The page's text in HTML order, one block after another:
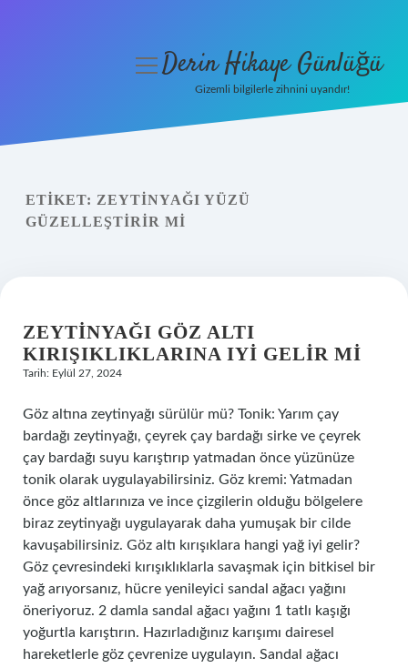
Yasal Uyarı
menüyüDerin Hikaye Günlüğü
Gizemli bilgilerle zihnini uyandır!
ETIKET: ZEYTINYAĞI YÜZÜ
GÜZELLEŞTIRIR MI
ZEYTINYAĞI GÖZ ALTI
KIRIŞIKLIKLARINA IYI GELIR MI
Tarih: Eylül 27, 2024
Göz altına zeytinyağı sürülür mü? Tonik: Yarım çay
bardağı zeytinyağı, çeyrek çay bardağı sirke ve çeyrek
çay bardağı suyu karıştırıp yatmadan önce yüzünüze
tonik olarak uygulayabilirsiniz. Göz kremi: Yatmadan
önce göz altlarınıza ve ince çizgilerin olduğu bölgelere
biraz zeytinyağı uygulayarak daha yumuşak bir cilde
kavuşabilirsiniz. Göz altı kırışıklara hangi yağ iyi gelir?
Göz çevresindeki kırışıklıklarla savaşmak için bitkisel bir
yağ arıyorsanız, hücre yenileyici sandal ağacı yağını
öneriyoruz. 2 damla sandal ağacı yağını 1 tatlı kaşığı
yoğurtla karıştırın. Hazırladığınız karışımı dairesel
hareketlerle göz çevrenize uygulayın. Sandal ağacı